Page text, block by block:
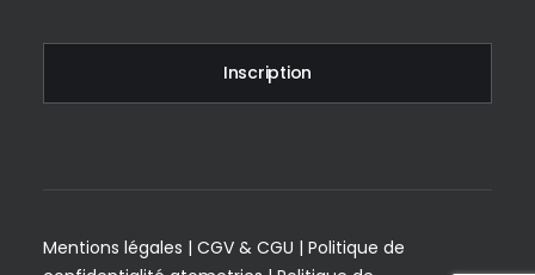
Mentions légales | CGV & CGU | Politique de